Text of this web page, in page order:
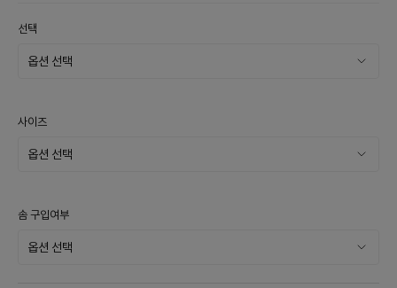
선택
사이즈
솜 구입여부